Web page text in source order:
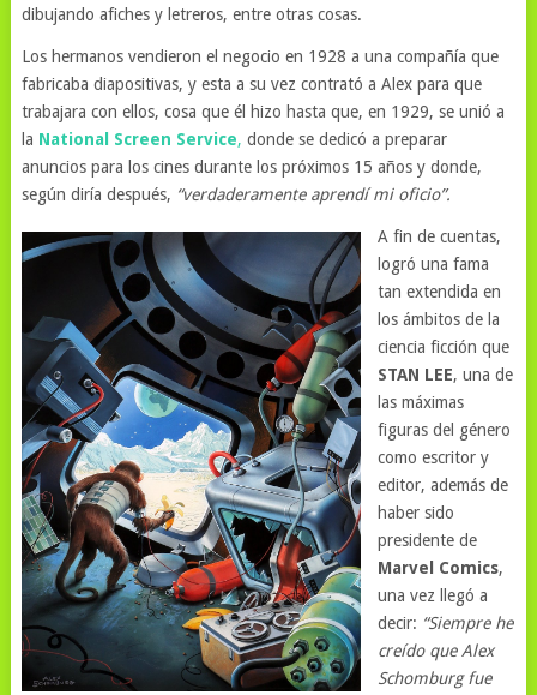
dibujando afiches y letreros, entre otras cosas.
Los hermanos vendieron el negocio en 1928 a una compañía que
fabricaba diapositivas, y esta a su vez contrató a Alex para que
trabajara con ellos, cosa que él hizo hasta que, en 1929, se unió a
la National Screen Service, donde se dedicó a preparar
anuncios para los cines durante los próximos 15 años y donde,
según diría después, “verdaderamente aprendí mi oficio”.
A fin de cuentas,
logró una fama
tan extendida en
los ámbitos de la
ciencia ficción que
STAN LEE, una de
las máximas
figuras del género
como escritor y
editor, además de
haber sido
presidente de
Marvel Comics,
una vez llegó a
decir: “Siempre he
creído que Alex
Schomburg fue